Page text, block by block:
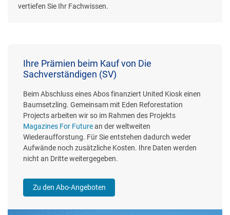
vertiefen Sie Ihr Fachwissen.
Ihre Prämien beim Kauf von Die
Sachverständigen (SV)
Beim Abschluss eines Abos finanziert United Kiosk einen
Baumsetzling. Gemeinsam mit Eden Reforestation
Projects arbeiten wir so im Rahmen des Projekts
Magazines For Futurean der weltweiten
Wiederaufforstung. Für Sie entstehen dadurch weder
Aufwände noch zusätzliche Kosten. Ihre Daten werden
nicht an Dritte weitergegeben.
Zu den Abo-Angeboten